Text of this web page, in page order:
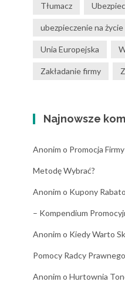
Tłumacz
ubezpieczenie na życie
Unia Europejska
Zakładanie firmy
Najnowsze
Anonim o Promocja
Metodę Wybrać?
Anonim o Kupony
– Kompendium
Anonim o Kiedy Warto
Pomocy Radcy
Anonim o Hurtownia